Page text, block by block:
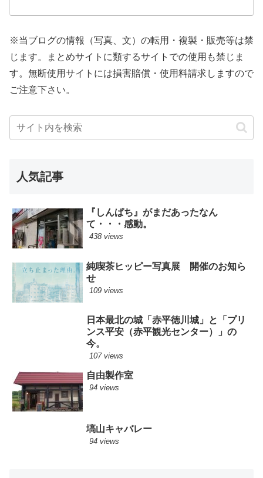
※当ブログの情報（写真、文）の転用・複製・販売等は禁
じます。まとめサイトに類するサイトでの使用も禁じま
す。無断使用サイトには損害賠償・使用料請求しますので
ご注意下さい。
人気記事
『しんぱち』がまだあったなん
て・・・感動。
438 views
純喫茶ヒッピー写真展 開催のお知ら
せ
109 views
日本最北の城「赤平徳川城」と「プリ
ンス平安（赤平観光センター）」の
今。
107 views
自由製作室
94 views
塙山キャバレー
94 views